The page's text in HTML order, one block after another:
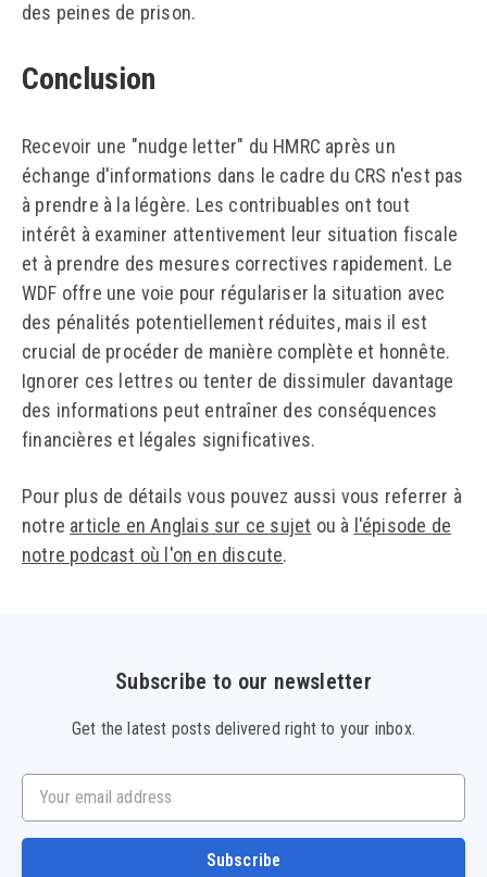
des peines de prison.
Conclusion
Recevoir une "nudge letter" du HMRC après un
échange d'informations dans le cadre du CRS n'est pas
à prendre à la légère. Les contribuables ont tout
intérêt à examiner attentivement leur situation fiscale
et à prendre des mesures correctives rapidement. Le
WDF offre une voie pour régulariser la situation avec
des pénalités potentiellement réduites, mais il est
crucial de procéder de manière complète et honnête.
Ignorer ces lettres ou tenter de dissimuler davantage
des informations peut entraîner des conséquences
financières et légales significatives.
Pour plus de détails vous pouvez aussi vous referrer à
notre article en Anglais sur ce sujet ou à l'épisode de
notre podcast où l'on en discute.
Subscribe to our newsletter
Get the latest posts delivered right to your inbox.
Your email address
Subscribe